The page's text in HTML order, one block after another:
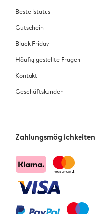
Bestellstatus
Gutschein
Black Friday
Häufig gestellte Fragen
Kontakt
Geschäftskunden
Zahlungsmöglichkeiten